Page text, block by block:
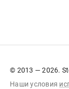
© 2013 — 2026.
Наши условия